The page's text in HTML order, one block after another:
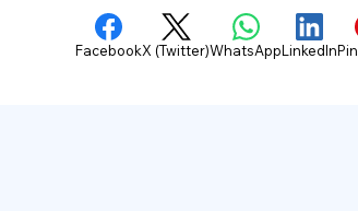
FacebookX (Twitter)WhatsAppLinkedIn